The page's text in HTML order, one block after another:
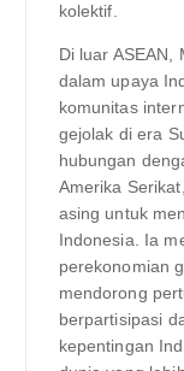
kolektif.
Di luar ASEAN,
dalam upaya
komunitas
gejolak di era
hubungan
Amerika
asing untuk
Indonesia. Ia
perekonomian
mendorong
berpartisipasi
kepentingan